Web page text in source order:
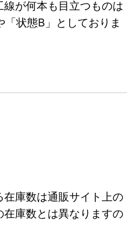
が何本も目立つものは
状態B」としておりま
庫数は通販サイト上の
庫数とは異なりますの